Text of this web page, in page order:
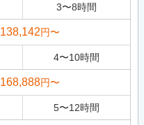
3〜8時間
138,142円〜
4〜10時間
168,888円〜
5〜12時間